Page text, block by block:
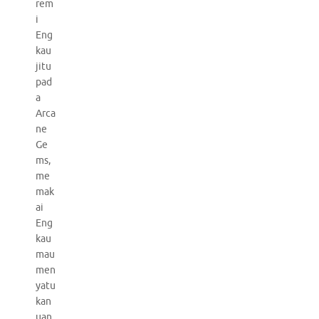
rem
i
Eng
kau
jitu
pad
a
Arca
ne
Ge
ms,
me
mak
ai
Eng
kau
mau
men
yatu
kan